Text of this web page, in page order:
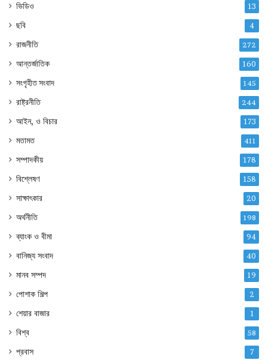
ভিডিও 13
ছবি 4
রাজনীতি 272
আন্তর্জাতিক 160
সংগৃহীত সংবাদ 145
রাষ্ট্রনীতি 244
আইন, ও বিচার 173
মতামত 411
সম্পাদকীয় 178
বিশ্লেষণ 158
সাক্ষাৎকার 20
অর্থনীতি 198
ব্যাংক ও বীমা 94
বানিজ্য সংবাদ 40
মানব সম্পদ 19
পোশাক শিল্প 2
শেয়ার বাজার 1
বিশ্ব 58
প্রবাস 7